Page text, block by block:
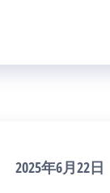
2025年6月22日